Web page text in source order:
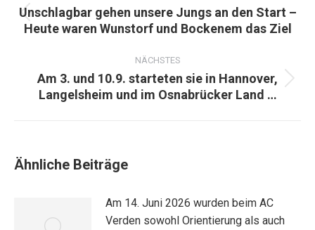
Vorheriger
Beitrag:
Unschlagbar gehen unsere Jungs an den Start –
Heute waren Wunstorf und Bockenem das Ziel
NÄCHSTES
Nächster
Beitrag:
Am 3. und 10.9. starteten sie in Hannover,
Langelsheim und im Osnabrücker Land …
Ähnliche Beiträge
Am 14. Juni 2026 wurden beim AC
Verden sowohl Orientierung als auch